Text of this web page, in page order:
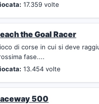
17.359 volte
the Goal Racer
di corse in cui si deve
fase....
13.454 volte
500